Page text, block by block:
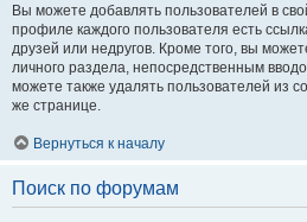
Вы можете добавлять пользователей в
профиле каждого пользователя есть
друзей или недругов. Кроме того, вы
личного раздела, непосредственным
можете также удалять пользователей из
же странице.
Вернуться к началу
Поиск по форумам